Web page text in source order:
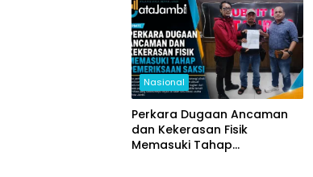
Nasional
Perkara Dugaan Ancaman
dan Kekerasan Fisik
Memasuki Tahap